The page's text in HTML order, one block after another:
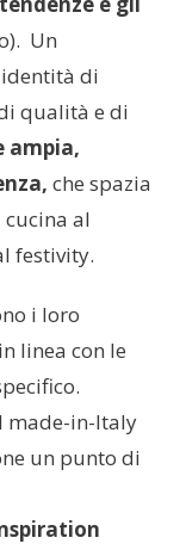
Un
di
qualità e di
ampia,
che spazia
al
festivity.
i loro
linea con le
made-in-Italy
un punto di